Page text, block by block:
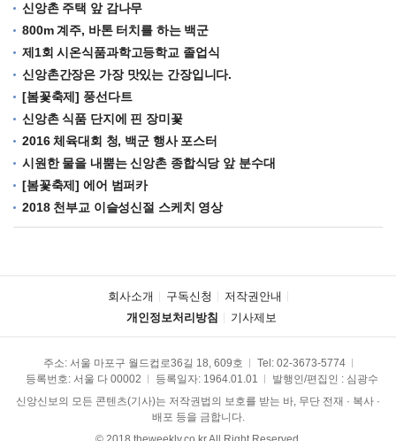
신앙촌 주택 앞 감나무
800m 계주, 바톤 터치를 하는 백군
제1회 시온식품과학고등학교 졸업식
신앙촌간장은 가장 맛있는 간장입니다.
[봄꽃축제] 풍선다트
신앙촌 식품 단지에 핀 장미꽃
2016 체육대회 청, 백군 행사 포스터
시원한 물을 내뿜는 신앙촌 종합식당 앞 분수대
[봄꽃축제] 에어 범퍼카
2018 천부교 이슬성신절 스케치 영상
회사소개 구독신청
저작권안내
개인정보처리방침
기사제보
주소: 서울 마포구 월드컵로36길 18, 609호 Tel: 02-3673-5774
등록번호: 서울 다 00002
등록일자: 1964.01.01
발행인/편집인 : 심광수
신앙신보의 모든 콘텐츠(기사)는 저작권법의 보호를 받는 바, 무단 전재 · 복사 ·
배포 등을 금합니다.